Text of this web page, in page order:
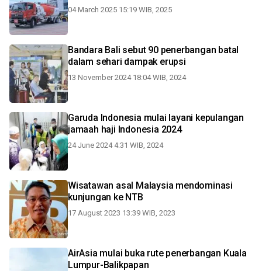
04 March 2025 15:19 WIB, 2025
Bandara Bali sebut 90 penerbangan batal
dalam sehari dampak erupsi
13 November 2024 18:04 WIB, 2024
Garuda Indonesia mulai layani kepulangan
jamaah haji Indonesia 2024
24 June 2024 4:31 WIB, 2024
Wisatawan asal Malaysia mendominasi
kunjungan ke NTB
17 August 2023 13:39 WIB, 2023
AirAsia mulai buka rute penerbangan Kuala
Lumpur-Balikpapan